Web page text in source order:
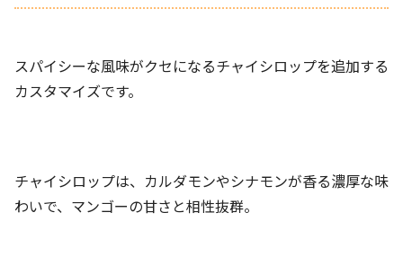
スパイシーな風味がクセになるチャイシロップを追加する
カスタマイズです。
チャイシロップは、カルダモンやシナモンが香る濃厚な味
わいで、マンゴーの甘さと相性抜群。